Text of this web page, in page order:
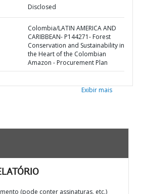
Disclosed
Colombia/LATIN AMERICA AND
CARIBBEAN- P144271- Forest
Conservation and Sustainability in
the Heart of the Colombian
Amazon - Procurement Plan
Exibir mais
(pode conter assinaturas, etc.)